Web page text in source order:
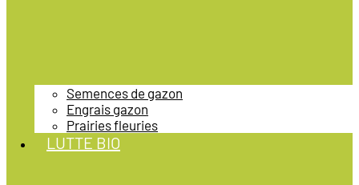
Semences de gazon
Engrais gazon
Prairies fleuries
LUTTE BIO